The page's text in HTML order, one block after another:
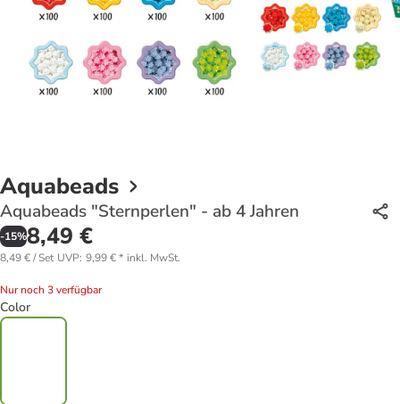
Aquabeads
Aquabeads "Sternperlen" - ab 4 Jahren
-15%8,49 €
8,49 € / Set UVP: 9,99 €* inkl. MwSt.
Nur noch 3 verfügbar
Color